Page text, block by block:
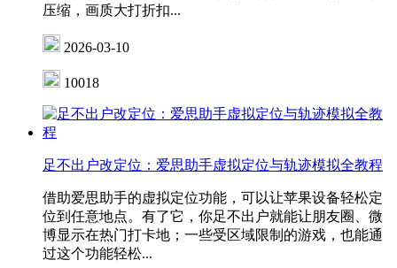
压缩，画质大打折扣...
2026-03-10
10018
足不出户改定位：爱思助手虚拟定位与轨迹模拟全教程
借助爱思助手的虚拟定位功能​，可以让苹果设备轻松定
位到任意地点。有了它，你足不出户就能让朋友圈、微
博显示在热门打卡地；一些受区域限制的游戏，也能通
过这个功能轻松...